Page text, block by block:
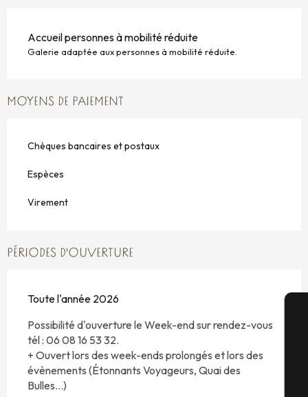
Accueil personnes à mobilité réduite
Galerie adaptée aux personnes à mobilité réduite.
MOYENS DE PAIEMENT
Chèques bancaires et postaux
Espèces
Virement
PÉRIODES D'OUVERTURE
Toute l'année 2026
Possibilité d'ouverture le Week-end sur rendez-vous
tél : 06 08 16 53 32.
+ Ouvert lors des week-ends prolongés et lors des
évènements (Étonnants Voyageurs, Quai des
Bulles...)